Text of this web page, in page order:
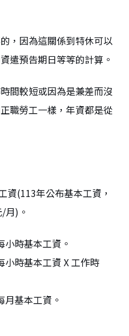
，因為這關係到特休可以
遣預告期日等等的計算。
間較短或因為是兼差而沒
職勞工一樣，年資都是從
資(113年公布基本工資，
月)。
時基本工資。
時基本工資 X 工作時
基本工資。